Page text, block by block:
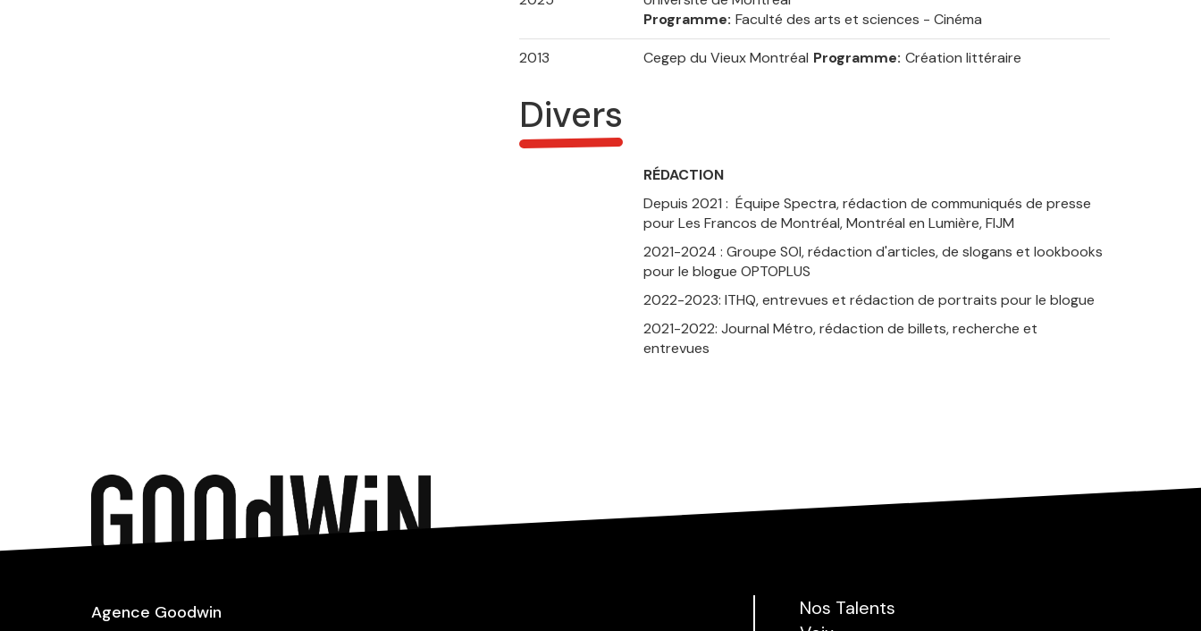
Programme Faculté des arts et sciences - Cinéma
2013 Cegep du Vieux Montréal Programme Création littéraire
Divers
RÉDACTION
Depuis 2021 : Équipe Spectra, rédaction de communiqués de presse
pour Les Francos de Montréal, Montréal en Lumière, FIJM
2021-2024 : Groupe SOI, rédaction d'articles, de slogans et lookbooks
pour le blogue OPTOPLUS
2022-2023: ITHQ, entrevues et rédaction de portraits pour le blogue
2021-2022: Journal Métro, rédaction de billets, recherche et
entrevues
Agence Goodwin
Nos Talents